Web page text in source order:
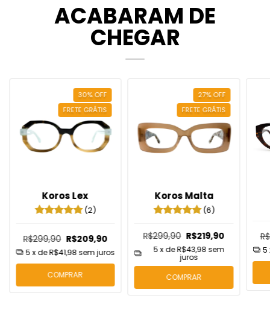
ACABARAM DE
CHEGAR
30%OFF
FRETE GRÁTIS
Koros Lex
(2)
R$299,90 R$209,90
5x deR$41,98 sem juros
COMPRAR
27%OFF
FRETE GRÁTIS
Koros Malta
(6)
R$299,90 R$219,90
5x deR$43,98 sem
juros
COMPRAR
5